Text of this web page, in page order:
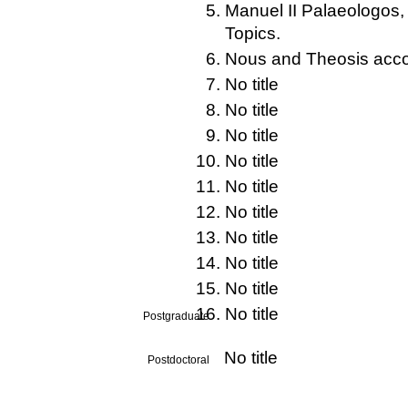
Postgraduate
Manuel II
Topics.
Nous and Theosis
No title
No title
No title
No title
No title
No title
No title
No title
No title
No title
Postdoctoral No title